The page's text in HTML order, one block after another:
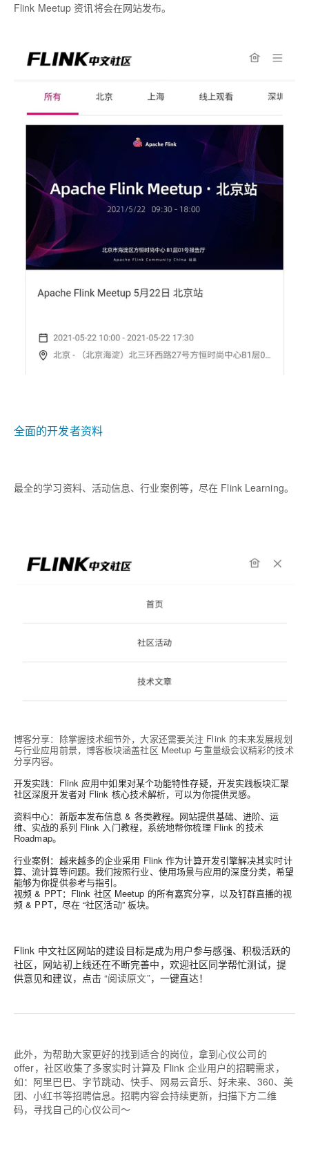
Flink Meetup 资讯将会在网站发布。
全面的开发者资料
最全的学习资料、活动信息、行业案例等，尽在 Flink Learning。
博客分享：除掌握技术细节外，大家还需要关注 Flink 的未来发展规划
与行业应用前景，博客板块涵盖社区 Meetup 与重量级会议精彩的技术
分享内容。
开发实践：Flink 应用中如果对某个功能特性存疑，开发实践板块汇聚
社区深度开发者对 Flink 核心技术解析，可以为你提供灵感。
资料中心：新版本发布信息 & 各类教程。网站提供基础、进阶、运
维、实战的系列 Flink 入门教程，系统地帮你梳理 Flink 的技术
Roadmap。
行业案例：越来越多的企业采用 Flink 作为计算开发引擎解决其实时计
算、流计算等问题。我们按照行业、使用场景与应用的深度分类，希望
能够为你提供参考与指引。
视频 & PPT：Flink 社区 Meetup 的所有嘉宾分享，以及钉群直播的视
频 & PPT，尽在 “社区活动” 板块。
Flink 中文社区网站的建设目标是成为用户参与感强、积极活跃的
社区，网站初上线还在不断完善中，欢迎社区同学帮忙测试，提
供意见和建议，点击“阅读原文”，一键直达！
此外，为帮助大家更好的找到适合的岗位，拿到心仪公司的
offer，社区收集了多家实时计算及 Flink 企业用户的招聘需求，
如：阿里巴巴、字节跳动、快手、网易云音乐、好未来、360、美
团、小红书等招聘信息。招聘内容会持续更新，扫描下方二维
码，寻找自己的心仪公司～